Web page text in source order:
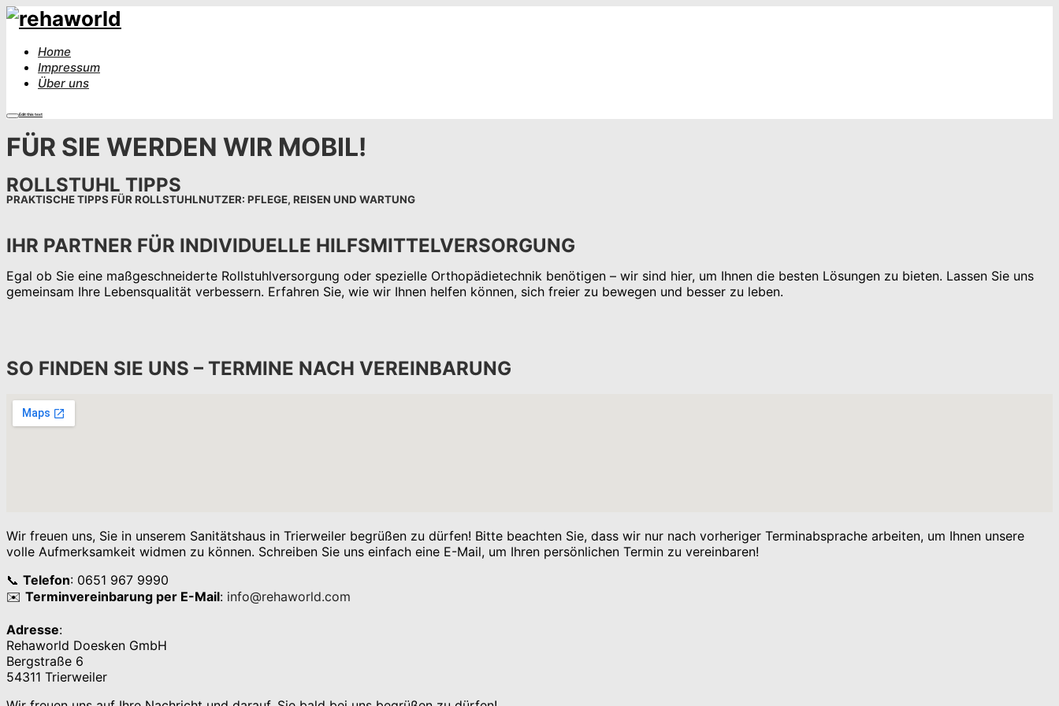
Home
Impressum
Über uns
Edit this text
FÜR SIE WERDEN WIR MOBIL!
ROLLSTUHL TIPPS
PRAKTISCHE TIPPS FÜR ROLLSTUHLNUTZER: PFLEGE, REISEN UND WARTUNG
IHR PARTNER FÜR INDIVIDUELLE HILFSMITTELVERSORGUNG
Egal ob Sie eine maßgeschneiderte Rollstuhlversorgung oder spezielle Orthopädietechnik benötigen – wir sind hier, um Ihnen die besten Lösungen zu bieten. Lassen Sie uns
gemeinsam Ihre Lebensqualität verbessern. Erfahren Sie, wie wir Ihnen helfen können, sich freier zu bewegen und besser zu leben.
SO FINDEN SIE UNS – TERMINE NACH VEREINBARUNG
Wir freuen uns, Sie in unserem Sanitätshaus in Trierweiler begrüßen zu dürfen! Bitte beachten Sie, dass wir nur nach vorheriger Terminabsprache arbeiten, um Ihnen unsere
volle Aufmerksamkeit widmen zu können. Schreiben Sie uns einfach eine E-Mail, um Ihren persönlichen Termin zu vereinbaren!
📞 Telefon: 0651 967 9990
✉️ Terminvereinbarung per E-Mail: info@rehaworld.com
Adresse:
Rehaworld Doesken GmbH
Bergstraße 6
54311 Trierweiler